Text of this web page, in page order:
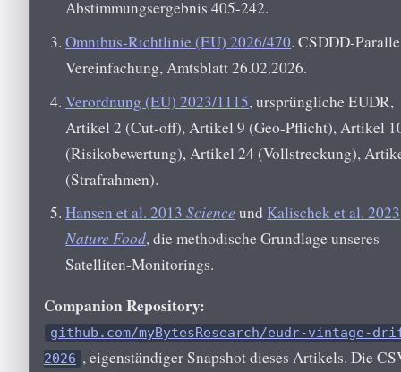
Abstimmungsergebnis 405-242.
Omnibus-Richtlinie (EU) 2026/470. CSDDD-
Vereinfachung, Amtsblatt 26.02.2026.
Verordnung (EU) 2023/1115, ursprüngliche EUDR,
Artikel 2 (Cut-off), Artikel 9 (Geo-Pflicht), Artikel
(Risikobewertung), Artikel 24 (Vollstreckung),
(Strafrahmen).
Hansen et al. 2013Science undKalischek et al. 2023
Nature Food, die methodische Grundlage unseres
Satelliten-Monitorings.
Companion Repository:
github.com/myBytesResearch/eudr-vintage-
2026 , eigenständiger Snapshot dieses Artikels. Die